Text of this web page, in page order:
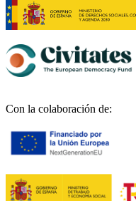
Con la colaboración de: